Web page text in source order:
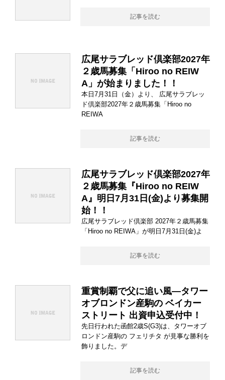
記事を読む
広尾サラブレッド倶楽部2027年
２歳馬募集「Hiroo no REIW
A」が始まりました！！
本日7月31日（金）より、 広尾サラブレッ
ド倶楽部2027年２歳馬募集「Hiroo no
REIWA
記事を読む
広尾サラブレッド倶楽部2027年
２歳馬募集『Hiroo no REIW
A』明日7月31日(金)より募集開
始！！
広尾サラブレッド倶楽部 2027年２歳馬募集
「Hiroo no REIWA」が明日7月31日(金)よ
記事を読む
重賞制覇で父に追い風―タワー
オブロンドン産駒の ベイカー
ストリート 出資申込受付中！
先日行われた函館2歳S(G3)は、タワーオブ
ロンドン産駒の フェリチタ が見事な勝利を
飾りました。デ
記事を読む